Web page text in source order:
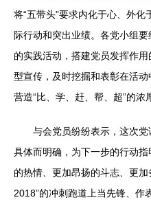
将“五带头”要求内化于心、外化
际行动和突出业绩。各党小组
的实践活动，搭建党员发挥作
型宣传，及时挖掘和表彰在活
营造“比、学、赶、帮、超”的浓
与会党员纷纷表示，这次党
具体而明确，为下一步的行动
的热情、更加昂扬的斗志、更
2018”的冲刺跑道上当先锋、作